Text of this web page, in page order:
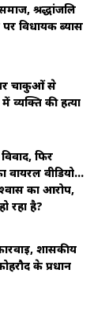
श्रद्धांजलि
विधायक ब्यास
चाकुओं से
व्यक्ति की हत्या
फिर
वायरल वीडियो…
का आरोप,
रहा है?
शासकीय
के प्रधान